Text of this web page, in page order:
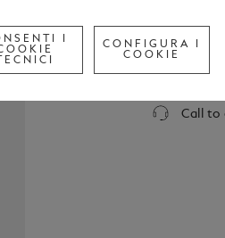
tutta
Realizzato
l’astuccio
al tuo
Mostra
Call
I
TECNICI
CONFIGURA I
COOKIE